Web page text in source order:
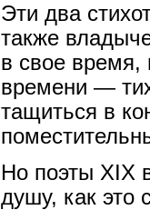
Эти два
также
в свое время,
времени —
тащиться в
Но поэты XIX
душу, как это